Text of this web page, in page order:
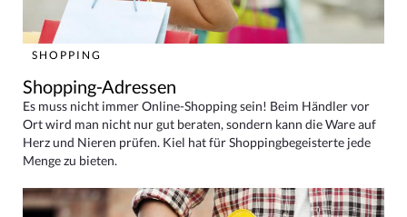
SHOPPING
Shopping-Adressen
Es muss nicht immer Online-Shopping sein! Beim Händler vor
Ort wird man nicht nur gut beraten, sondern kann die Ware auf
Herz und Nieren prüfen. Kiel hat für Shoppingbegeisterte jede
Menge zu bieten.